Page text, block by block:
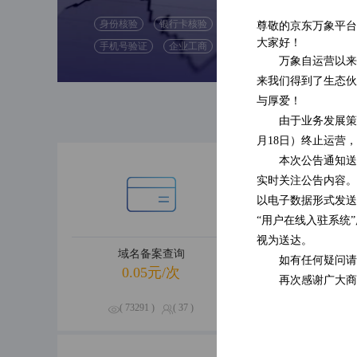
尊敬的京东万象平
大家好！
万象自运营以
来我们得到了生态
与厚爱！
由于业务发展
月18日）终止运营
本次公告通知
实时关注公告内容
以电子数据形式发
“用户在线入驻系统
视为送达。
如有任何疑问
再次感谢广大
身份核验
银行卡核验
手机号验证
企业工商
( 47592 )
( 0 )
域名备案查询
0.05元/次
( 73291 ) ( 37 )
企业经营
0.09元